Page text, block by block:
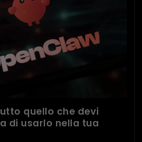
quello che devi
di usarlo nella tua